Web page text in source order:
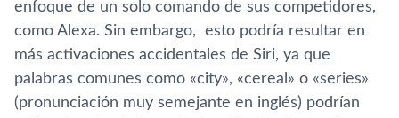
enfoque de un solo comando de sus competidores,
como Alexa. Sin embargo, esto podría resultar en
más activaciones accidentales de Siri, ya que
palabras comunes como «city», «cereal» o «series»
(pronunciación muy semejante en inglés) podrían